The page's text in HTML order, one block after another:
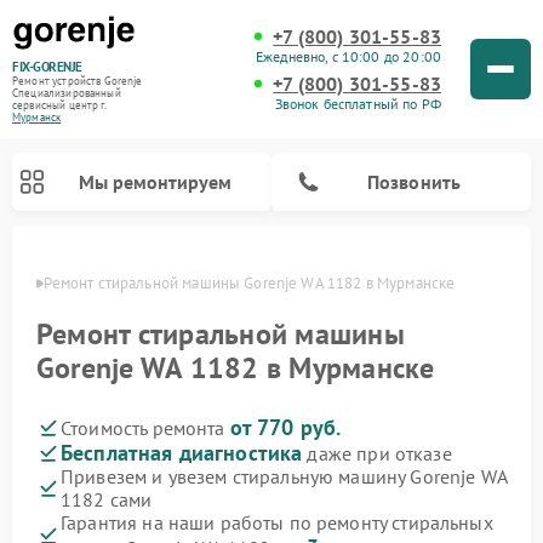
FIX-GORENJE
Ремонт устройств Gorenje
Специализированный
cервисный центр г.
Мурманск
+7 (800) 301-55-83
Ежедневно, с 10:00 до 20:00
+7 (800) 301-55-83
Звонок бесплатный по РФ
Мы ремонтируем Позвонить
Ремонт стиральной машины Gorenje WA 1182 в Мурманске
Ремонт стиральной машины
Gorenje WA 1182 в Мурманске
Стоимость ремонта от 770 руб.
Бесплатная диагностика даже при отказе
Привезем и увезем стиральную машину Gorenje WA
1182 сами
Гарантия на наши работы по ремонту стиральных